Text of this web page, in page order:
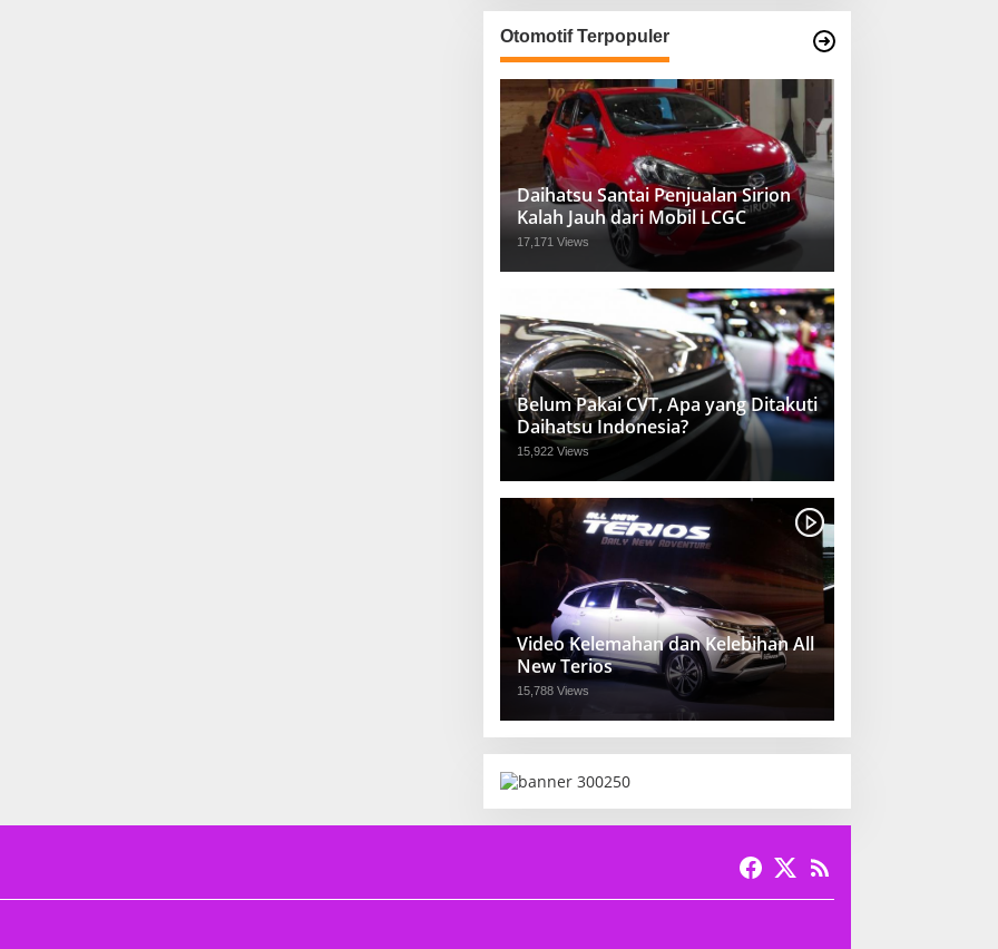
Otomotif Terpopuler
Daihatsu Santai Penjualan Sirion
Kalah Jauh dari Mobil LCGC
17,171 Views
Belum Pakai CVT, Apa yang Ditakuti
Daihatsu Indonesia?
15,922 Views
Video Kelemahan dan Kelebihan All
New Terios
15,788 Views